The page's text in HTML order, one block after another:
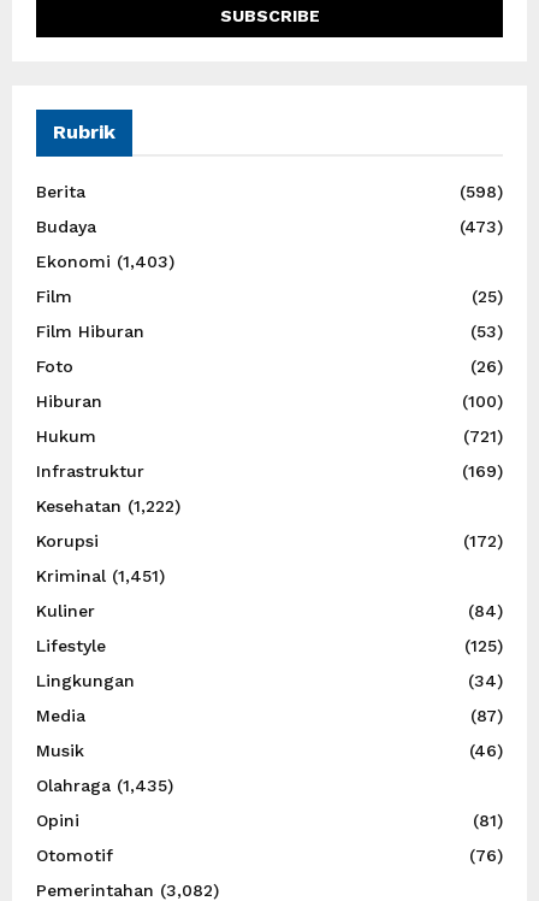
Rubrik
Berita
(598)
Budaya
(473)
Ekonomi (1,403)
Film
(25)
Film Hiburan
(53)
Foto
(26)
Hiburan
(100)
Hukum
(721)
Infrastruktur
(169)
Kesehatan (1,222)
Korupsi
(172)
Kriminal (1,451)
Kuliner
(84)
Lifestyle
(125)
Lingkungan
(34)
Media
(87)
Musik
(46)
Olahraga (1,435)
Opini
(81)
Otomotif
(76)
Pemerintahan (3,082)